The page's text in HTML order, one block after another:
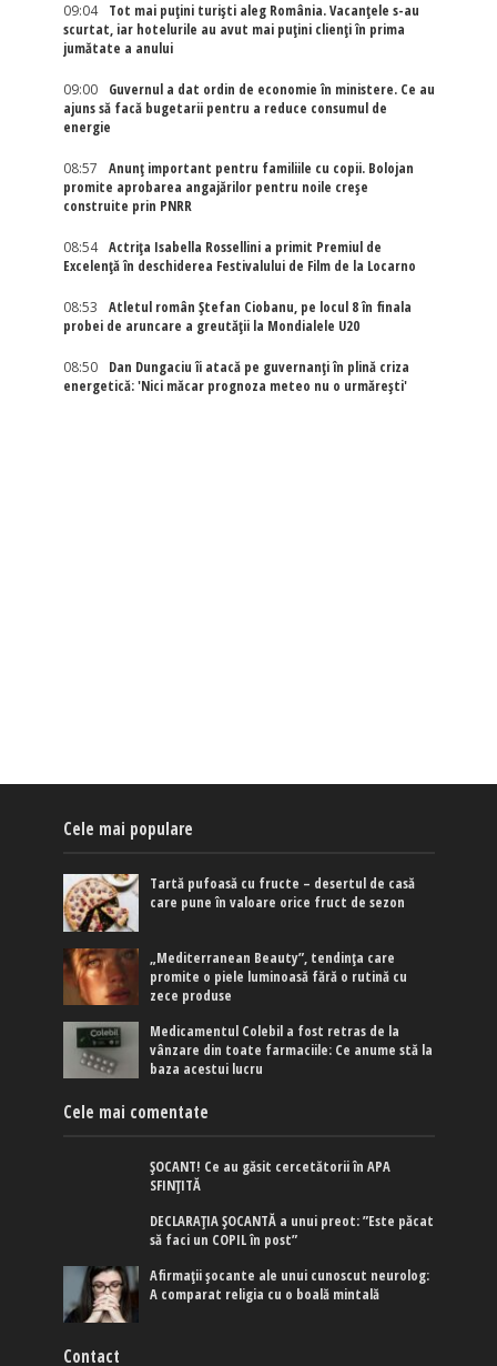
09:04
Tot mai puțini turiști aleg România. Vacanțele s-au
scurtat, iar hotelurile au avut mai puțini clienți în prima
jumătate a anului
09:00
Guvernul a dat ordin de economie în ministere. Ce au
ajuns să facă bugetarii pentru a reduce consumul de
energie
08:57
Anunț important pentru familiile cu copii. Bolojan
promite aprobarea angajărilor pentru noile creșe
construite prin PNRR
08:54
Actriţa Isabella Rossellini a primit Premiul de
Excelenţă în deschiderea Festivalului de Film de la Locarno
08:53
Atletul român Ștefan Ciobanu, pe locul 8 în finala
probei de aruncare a greutății la Mondialele U20
08:50
Dan Dungaciu îi atacă pe guvernanți în plină criza
energetică: 'Nici măcar prognoza meteo nu o urmărești'
Cele mai populare
Tartă pufoasă cu fructe – desertul de casă
care pune în valoare orice fruct de sezon
„Mediterranean Beauty”, tendința care
promite o piele luminoasă fără o rutină cu
zece produse
Medicamentul Colebil a fost retras de la
vânzare din toate farmaciile: Ce anume stă la
baza acestui lucru
Cele mai comentate
ȘOCANT! Ce au găsit cercetătorii în APA
SFINȚITĂ
DECLARAȚIA ȘOCANTĂ a unui preot: ”Este păcat
să faci un COPIL în post”
Afirmaţii şocante ale unui cunoscut neurolog:
A comparat religia cu o boală mintală
Contact